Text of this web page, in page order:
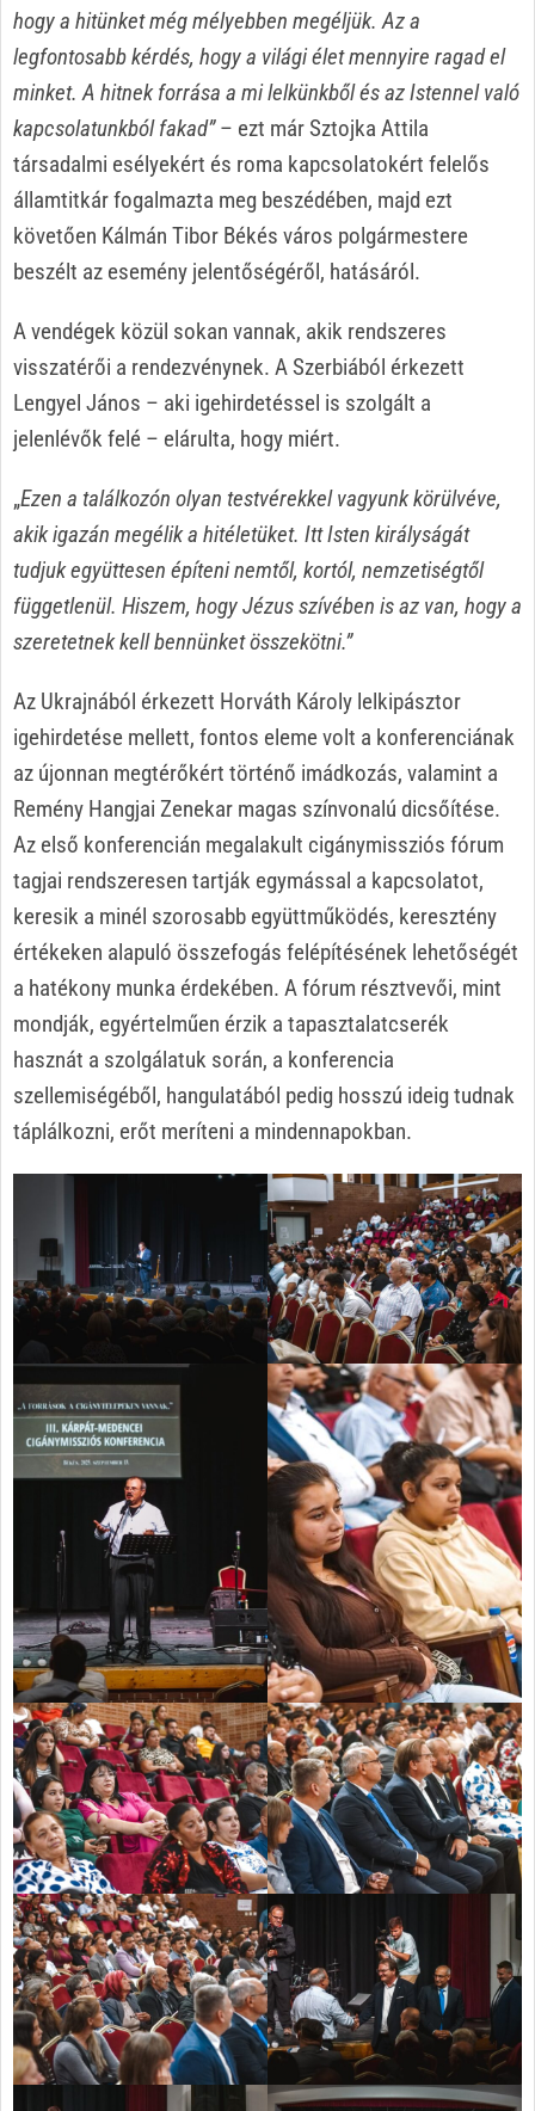
hogy a hitünket még mélyebben megéljük. Az a
legfontosabb kérdés, hogy a világi élet mennyire ragad el
minket. A hitnek forrása a mi lelkünkből és az Istennel való
kapcsolatunkból fakad”– ezt már Sztojka Attila
társadalmi esélyekért és roma kapcsolatokért felelős
államtitkár fogalmazta meg beszédében, majd ezt
követően Kálmán Tibor Békés város polgármestere
beszélt az esemény jelentőségéről, hatásáról.
A vendégek közül sokan vannak, akik rendszeres
visszatérői a rendezvénynek. A Szerbiából érkezett
Lengyel János – aki igehirdetéssel is szolgált a
jelenlévők felé – elárulta, hogy miért.
„Ezen a találkozón olyan testvérekkel vagyunk körülvéve,
akik igazán megélik a hitéletüket. Itt Isten királyságát
tudjuk együttesen építeni nemtől, kortól, nemzetiségtől
függetlenül. Hiszem, hogy Jézus szívében is az van, hogy a
szeretetnek kell bennünket összekötni.”
Az Ukrajnából érkezett Horváth Károly lelkipásztor
igehirdetése mellett, fontos eleme volt a konferenciának
az újonnan megtérőkért történő imádkozás, valamint a
Remény Hangjai Zenekar magas színvonalú dicsőítése.
Az első konferencián megalakult cigánymissziós fórum
tagjai rendszeresen tartják egymással a kapcsolatot,
keresik a minél szorosabb együttműködés, keresztény
értékeken alapuló összefogás felépítésének lehetőségét
a hatékony munka érdekében. A fórum résztvevői, mint
mondják, egyértelműen érzik a tapasztalatcserék
hasznát a szolgálatuk során, a konferencia
szellemiségéből, hangulatából pedig hosszú ideig tudnak
táplálkozni, erőt meríteni a mindennapokban.